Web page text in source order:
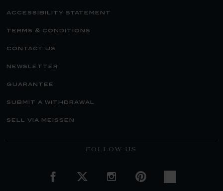
accessibility statement
terms & conditions
contact us
newsletter
guarantee
submit a withdrawal
sell via meissen
FOLLOW US